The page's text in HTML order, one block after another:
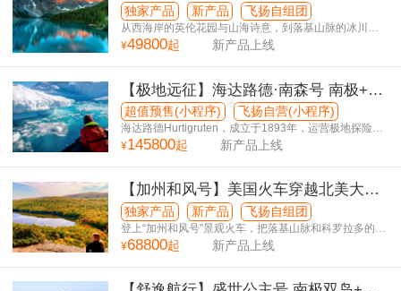
限定14日游（温进多出）
独家产品 新产品 飞扬自组团
从西海岸的英伦花园与山海诗意，到落基山脉的冰川湖
泊与峡谷奇观，再到东部的都会风华与红叶秘境
¥49800起 新产品上线
【极地远征】海达路德·南森号 南极+南
美5国32日游
超值预售(小程序) 飞扬自营(小程序)
海达路德Hurtigruten，成立于1893年，运营极地探险邮
轮132年，零重大事故！
¥145800起 新产品上线
【加州和风号】美国火车穿越北美大陆
逐秋寻梦25日游
独家产品 新产品 飞扬自组团
登上“加州和风号”景观火车，把落基山脉和科罗拉多的红
岩，一帧一帧送到您的眼前
¥68800起 新产品上线